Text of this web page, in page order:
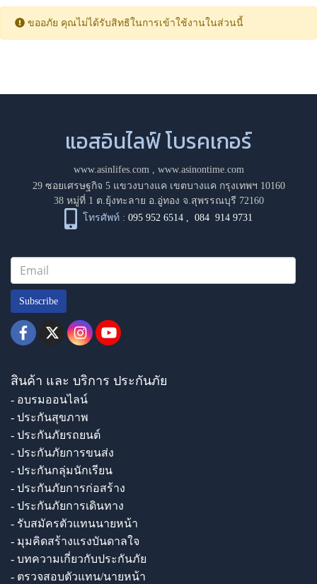
ขออภัย คุณไม่ได้รับสิทธิในการเข้าใช้งานในส่วนนี้
แอสอินไลฟ์ โบรคเกอร์
www.asinlifes.com, www.asinontime.com
29 ซอยเศรษฐกิจ 5 แขวงบางแค เขตบางแค กรุงเทพฯ 10160
38 หมู่ที่ 1 ต.ยุ้งทะลาย อ.อู่ทอง จ.สุพรรณบุรี 72160
โทรศัพท์ : 095 952 6514 ,084 914 9731
Subscribe
สินค้า และ บริการ ประกันภัย
- อบรมออนไลน์
- ประกันสุขภาพ
- ประกันภัยรถยนต์
- ประกันภัยการขนส่ง
- ประกันกลุ่มนักเรียน
- ประกันภัยการก่อสร้าง
- ประกันภัยการเดินทาง
- รับสมัครตัวแทนนายหน้า
- มุมคิดสร้างแรงบันดาลใจ
- บทความเกี่ยวกับประกันภัย
- ตรวจสอบตัวแทน/นายหน้า